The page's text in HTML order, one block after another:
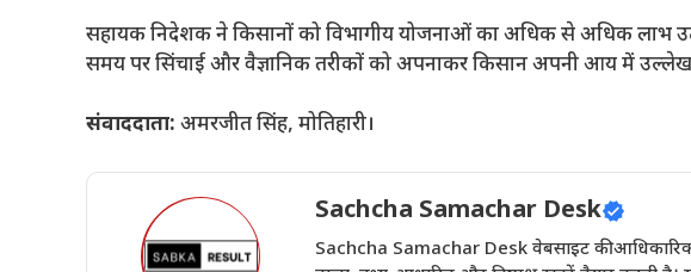
​सहायक निदेशक ने किसानों को विभागीय योजनाओं का अधिक से अधिक लाभ
समय पर सिंचाई और वैज्ञानिक तरीकों को अपनाकर किसान अपनी आय में
संवाददाता: अमरजीत सिंह, मोतिहारी।
Sachcha Samachar Desk
Sachcha Samachar Desk वेबसाइट की